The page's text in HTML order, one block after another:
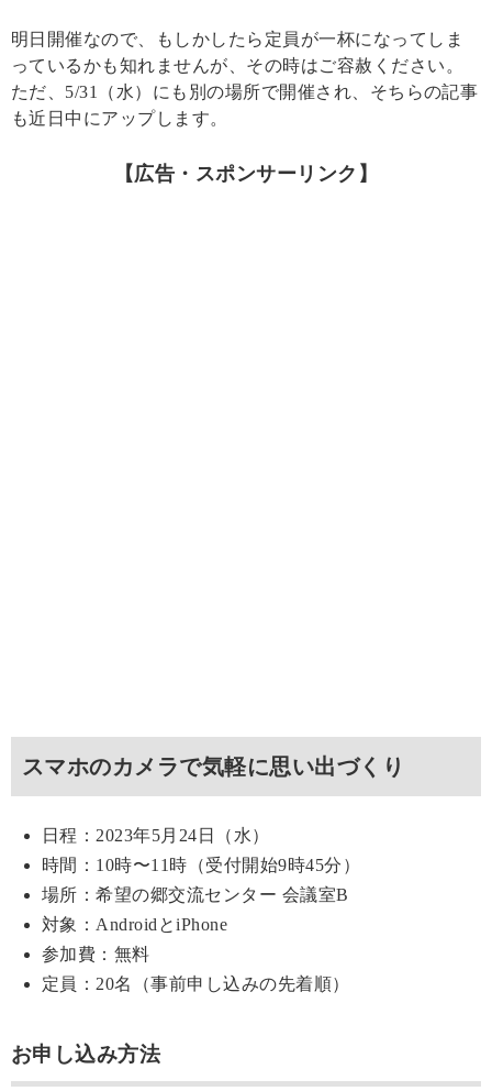
明日開催なので、もしかしたら定員が一杯になってしま
っているかも知れませんが、その時はご容赦ください。
ただ、5/31（水）にも別の場所で開催され、そちらの記事
も近日中にアップします。
【広告・スポンサーリンク】
スマホのカメラで気軽に思い出づくり
日程：2023年5月24日（水）
時間：10時〜11時（受付開始9時45分）
場所：希望の郷交流センター 会議室B
対象：AndroidとiPhone
参加費：無料
定員：20名（事前申し込みの先着順）
お申し込み方法